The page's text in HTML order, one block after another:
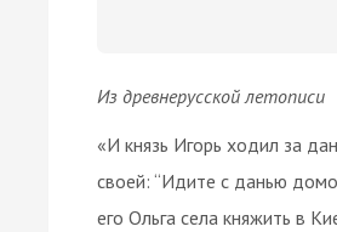
Из древнерусской летописи
«И князь Игорь ходил за
своей: “Идите с данью
его Ольга села княжить в